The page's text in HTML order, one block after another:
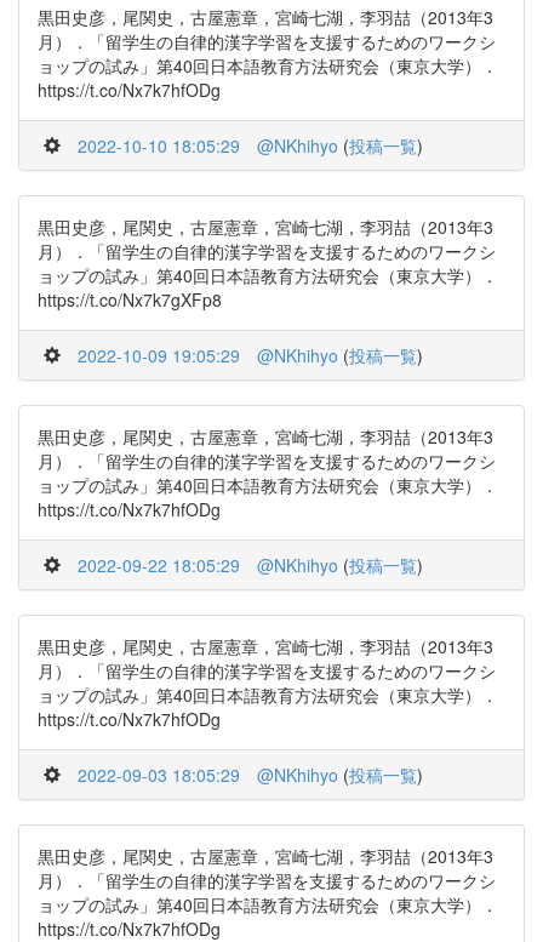
黒田史彦，尾関史，古屋憲章，宮崎七湖，李羽喆（2013年3
月）．「留学生の自律的漢字学習を支援するためのワークシ
ョップの試み」第40回日本語教育方法研究会（東京大学）．
https://t.co/Nx7k7hfODg
2022-10-10 18:05:29 @NKhihyo (投稿一覧)
黒田史彦，尾関史，古屋憲章，宮崎七湖，李羽喆（2013年3
月）．「留学生の自律的漢字学習を支援するためのワークシ
ョップの試み」第40回日本語教育方法研究会（東京大学）．
https://t.co/Nx7k7gXFp8
2022-10-09 19:05:29 @NKhihyo (投稿一覧)
黒田史彦，尾関史，古屋憲章，宮崎七湖，李羽喆（2013年3
月）．「留学生の自律的漢字学習を支援するためのワークシ
ョップの試み」第40回日本語教育方法研究会（東京大学）．
https://t.co/Nx7k7hfODg
2022-09-22 18:05:29 @NKhihyo (投稿一覧)
黒田史彦，尾関史，古屋憲章，宮崎七湖，李羽喆（2013年3
月）．「留学生の自律的漢字学習を支援するためのワークシ
ョップの試み」第40回日本語教育方法研究会（東京大学）．
https://t.co/Nx7k7hfODg
2022-09-03 18:05:29 @NKhihyo (投稿一覧)
黒田史彦，尾関史，古屋憲章，宮崎七湖，李羽喆（2013年3
月）．「留学生の自律的漢字学習を支援するためのワークシ
ョップの試み」第40回日本語教育方法研究会（東京大学）．
https://t.co/Nx7k7hfODg